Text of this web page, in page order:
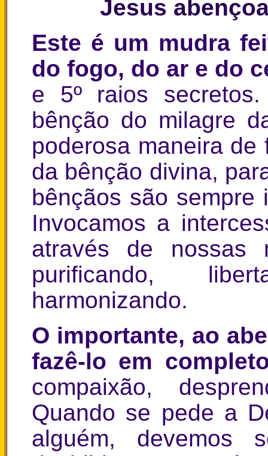
Jesus
Este é um mudra
do fogo, do ar e do
e 5º raios
bênção do milagre
poderosa maneira
da bênção divina,
bênçãos são sempre
Invocamos a
através de nossas
purificando,
harmonizando.
O importante, ao
fazê-lo em
compaixão,
Quando se pede a
alguém, devemos